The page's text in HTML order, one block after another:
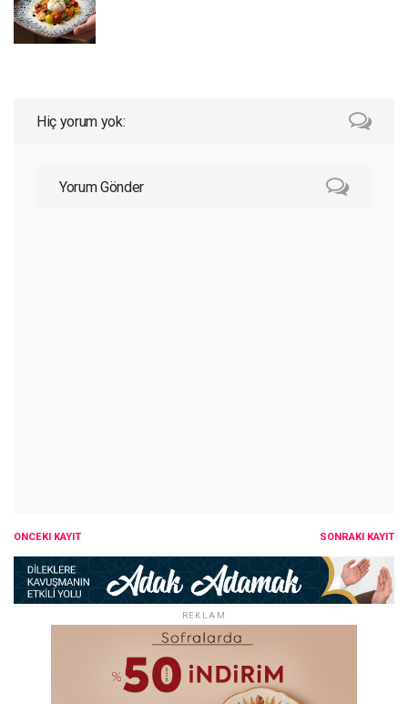
Hiç yorum yok:
Yorum Gönder
SONRAKI KAYIT
ÖNCEKI KAYIT
REKLAM